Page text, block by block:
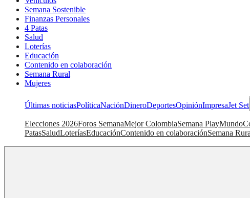
Semana Sostenible
Finanzas Personales
4 Patas
Salud
Loterías
Educación
Contenido en colaboración
Semana Rural
Mujeres
Últimas noticiasPolíticaNaciónDineroDeportesOpiniónImpresaJet Set
Elecciones 2026Foros SemanaMejor ColombiaSemana PlayMundo
PatasSaludLoteríasEducaciónContenido en colaboraciónSemana